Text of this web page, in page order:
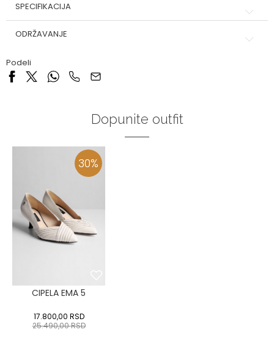
SPECIFIKACIJA
ODRŽAVANJE
Podeli
Dopunite outfit
30%
CIPELA EMA 5
17.800,00 RSD
25.490,00RSD